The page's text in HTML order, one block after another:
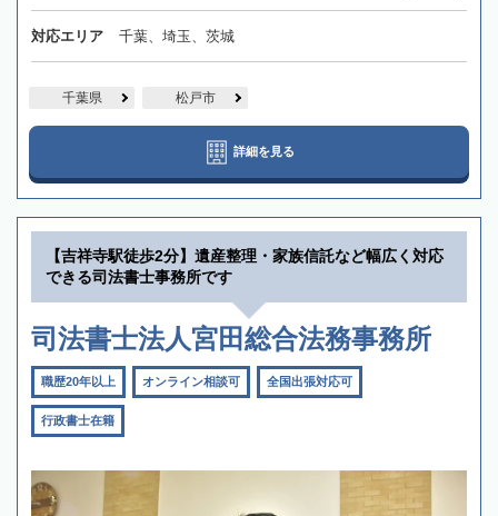
対応エリア 千葉、埼玉、茨城
千葉県 松戸市
詳細を見る
【吉祥寺駅徒歩2分】遺産整理・家族信託など幅広く対応
できる司法書士事務所です
司法書士法人宮田総合法務事務所
職歴20年以上 オンライン相談可 全国出張対応可
行政書士在籍